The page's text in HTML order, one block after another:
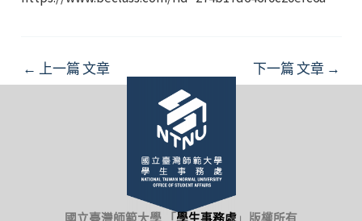
Post
navigation
← 上一篇 文章 下一篇 文章 →